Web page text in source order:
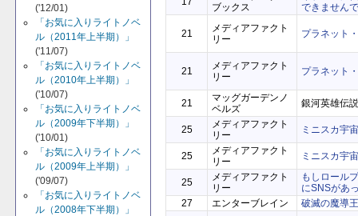
('12/01)
「お気に入りライトノベ
ル（2011年上半期）」
('11/07)
「お気に入りライトノベ
ル（2010年上半期）」
('10/07)
「お気に入りライトノベ
ル（2009年下半期）」
('10/01)
「お気に入りライトノベ
ル（2009年上半期）」
('09/07)
「お気に入りライトノベ
ル（2008年下半期）」
ブックス
できません
21
メディアファクト
リー
プラネット
21
メディアファクト
リー
プラネット
21
マッグガーデンノ
ベルズ
銀河英雄伝
25
メディアファクト
リー
ミニスカ宇
25
メディアファクト
リー
ミニスカ宇
25
メディアファクト
リー
もしロール
にSNSがあ
27
エンターブレイン 破滅の魔導